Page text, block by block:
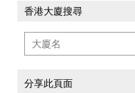
香港大廈搜尋
分享此頁面